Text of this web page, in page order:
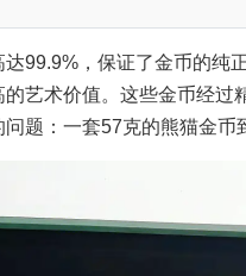
99.9%，保证了金币的纯
艺术价值。这些金币经过
题：一套57克的熊猫金币